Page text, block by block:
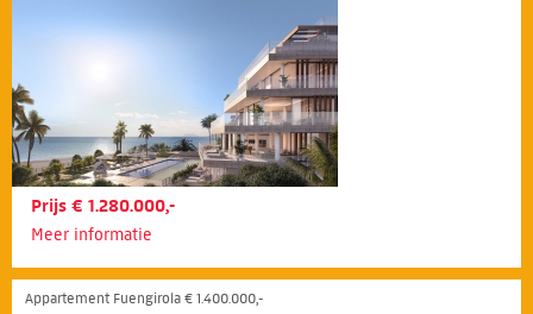
Prijs € 1.280.000,-
Meer informatie
Appartement Fuengirola € 1.400.000,-